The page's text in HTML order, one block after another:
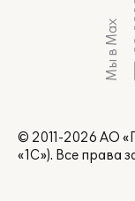
Мы в Max
© 2011-2026 АО
«1С»). Все права